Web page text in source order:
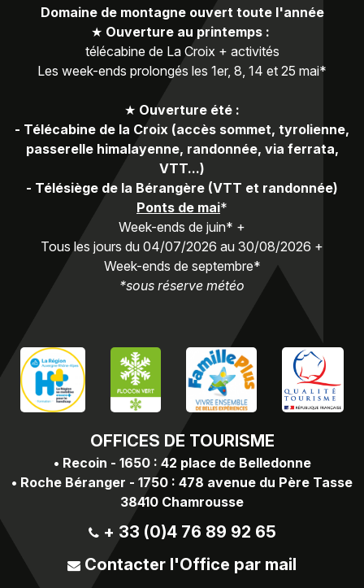
OFFICES DE TOURISME
• Recoin - 1650 : 42 place de Belledonne
• Roche Béranger - 1750 : 478 avenue du Père Tasse
38410 Chamrousse
+ 33 (0)4 76 89 92 65
Contacter l'Office par mail
Domaine de montagne ouvert toute l'année
★ Ouverture au printemps :
télécabine de La Croix + activités
Les week-ends prolongés les 1er, 8, 14 et 25 mai*
★ Ouverture été :
- Télécabine de la Croix (accès sommet, tyrolienne,
passerelle himalayenne, randonnée, via ferrata,
VTT...)
- Télésiège de la Bérangère (VTT et randonnée)
Ponts de mai*
Week-ends de juin* +
Tous les jours du 04/07/2026 au 30/08/2026 +
Week-ends de septembre*
*sous réserve météo